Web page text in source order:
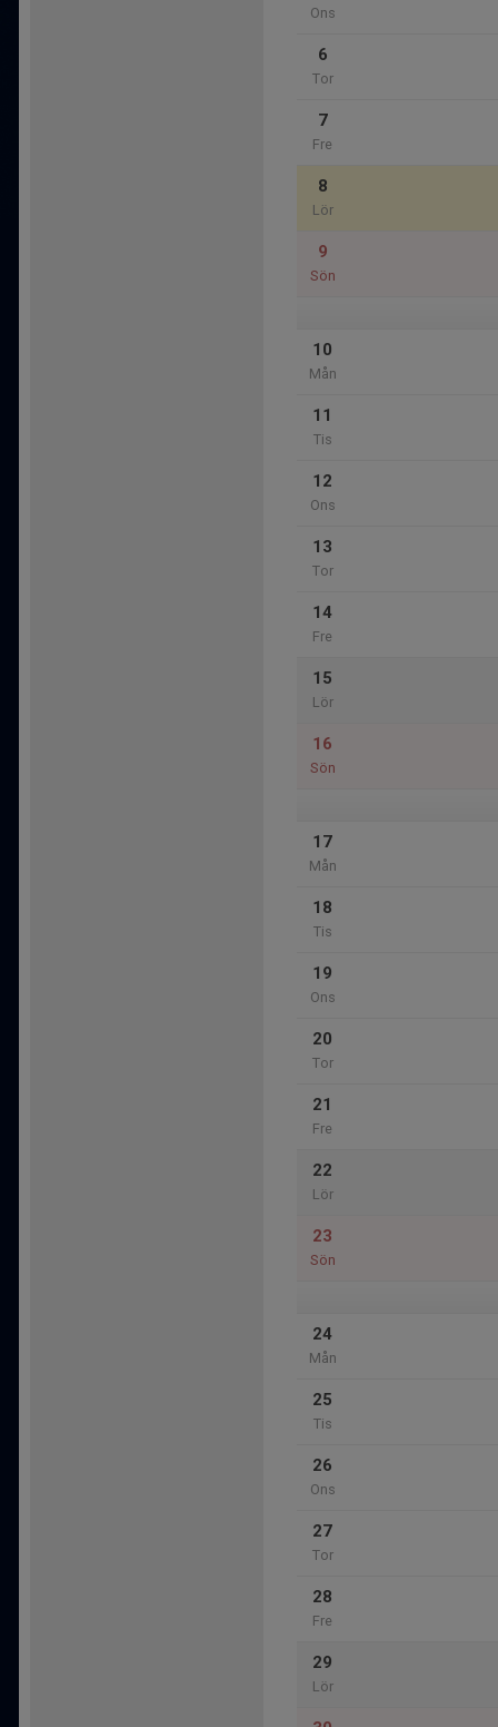
Ons
6
Tor
7
Fre
8
Lör
9
Sön
10
Mån
11
Tis
12
Ons
13
Tor
14
Fre
15
Lör
16
Sön
17
Mån
18
Tis
19
Ons
20
Tor
21
Fre
22
Lör
23
Sön
24
Mån
25
Tis
26
Ons
27
Tor
28
Fre
29
Lör